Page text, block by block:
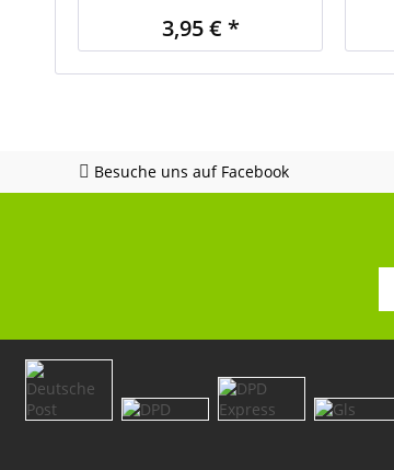
3,95 € *
Besuche uns auf Facebook